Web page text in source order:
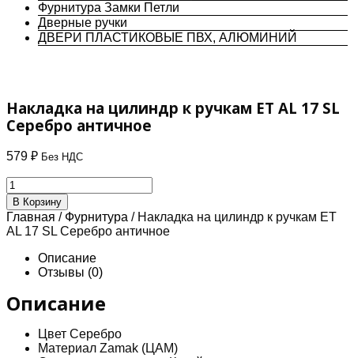
Фурнитура Замки Петли
Дверные ручки
ДВЕРИ ПЛАСТИКОВЫЕ ПВХ, АЛЮМИНИЙ
Накладка на цилиндр к ручкам ET AL 17 SL
Серебро античное
579 ₽ Без НДС
Количество
товара
Накладка
на
цилиндр
ручкам
AL
17
Серебро
античное
В Корзину
Главная / Фурнитура / Накладка на цилиндр к ручкам ET
AL 17 SL Серебро античное
Описание
Отзывы (0)
Описание
Цвет Серебро
Материал Zamak (ЦАМ)